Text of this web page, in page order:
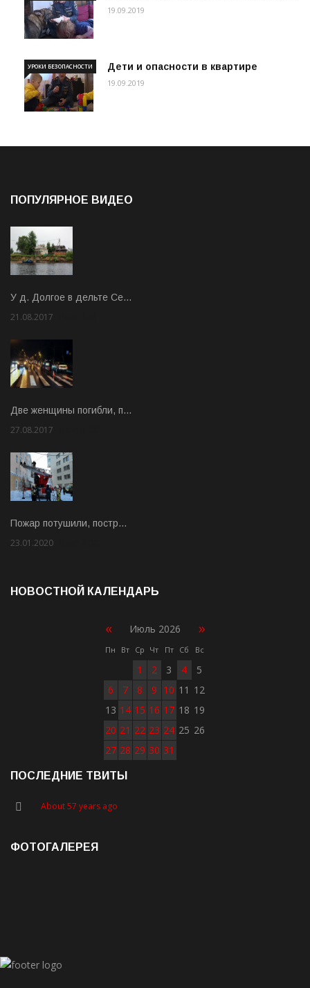
19.09.2019
Дети и опасности в квартире
УРОКИ БЕЗОПАСНОСТИ
19.09.2019
ПОПУЛЯРНОЕ ВИДЕО
У д. Долгое в дельте Се…
21.08.2017
Две женщины погибли, п…
27.08.2017
Пожар потушили, постр…
23.01.2020
НОВОСТНОЙ КАЛЕНДАРЬ
« Июль 2026 »
Пн Вт Ср Чт Пт Сб Вс
1 2 3 4
5
6
7 8 9 10 11 12
13 14 15 16 17 18 19
20 21 22 23 24 25 26
27 28 29 30 31
ПОСЛЕДНИЕ ТВИТЫ
About 57 years ago
ФОТОГАЛЕРЕЯ